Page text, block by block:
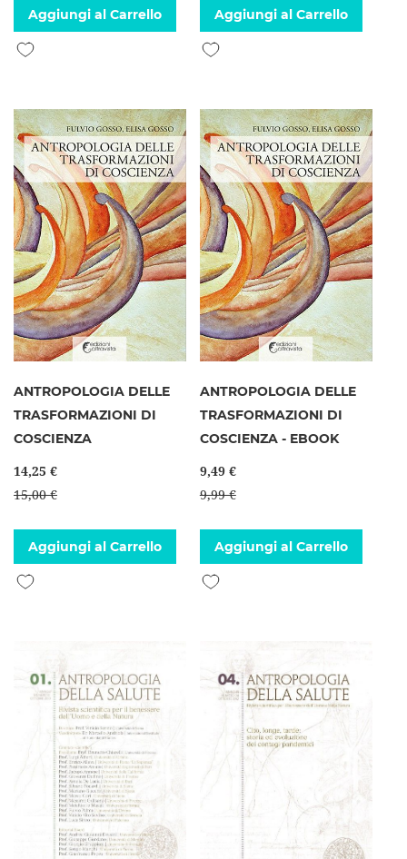
Aggiungi al Carrello
Aggiungi alla lista desideri
Aggiungi al Carrello
Aggiungi alla lista desideri
ANTROPOLOGIA DELLE
TRASFORMAZIONI DI
COSCIENZA
14,25 €
15,00 €
Aggiungi al Carrello
Aggiungi alla lista desideri
ANTROPOLOGIA DELLE
TRASFORMAZIONI DI
COSCIENZA - EBOOK
9,49 €
9,99 €
Aggiungi al Carrello
Aggiungi alla lista desideri